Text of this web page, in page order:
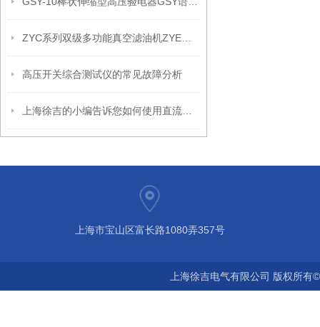
高压开关综合测试仪的常见故障分析
上海市宝山区富长路1080弄357号
上海徐吉电气有限公司 版权所